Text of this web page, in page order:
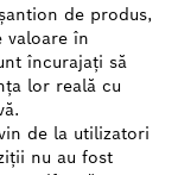
de produs,
valoare în
încurajați să
lor reală cu
de la utilizatori
nu au fost